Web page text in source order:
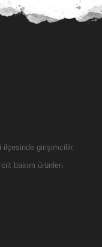
ilçesinde girişimcilik
bakım ürünleri